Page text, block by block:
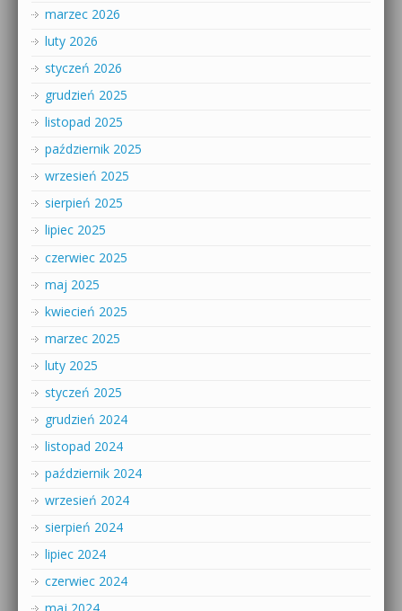
marzec 2026
luty 2026
styczeń 2026
grudzień 2025
listopad 2025
październik 2025
wrzesień 2025
sierpień 2025
lipiec 2025
czerwiec 2025
maj 2025
kwiecień 2025
marzec 2025
luty 2025
styczeń 2025
grudzień 2024
listopad 2024
październik 2024
wrzesień 2024
sierpień 2024
lipiec 2024
czerwiec 2024